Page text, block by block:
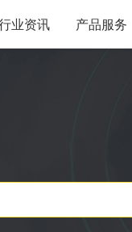
业资讯 产品服务